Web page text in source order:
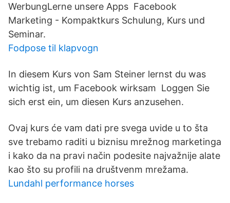
WerbungLerne unsere Apps Facebook
Marketing - Kompaktkurs Schulung, Kurs und
Seminar.
Fodpose til klapvogn
In diesem Kurs von Sam Steiner lernst du was
wichtig ist, um Facebook wirksam Loggen Sie
sich erst ein, um diesen Kurs anzusehen.
Ovaj kurs će vam dati pre svega uvide u to šta
sve trebamo raditi u biznisu mrežnog marketinga
i kako da na pravi način podesite najvažnije alate
kao što su profili na društvenm mrežama.
Lundahl performance horses